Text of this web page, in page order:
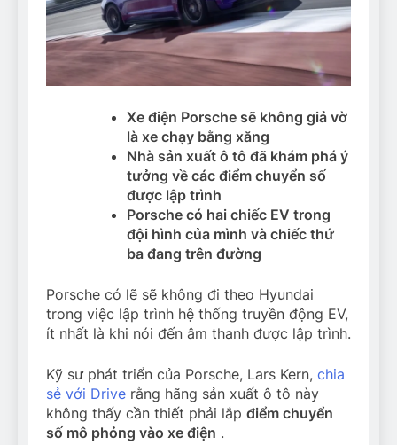
Xe điện Porsche sẽ không giả vờ
là xe chạy bằng xăng
Nhà sản xuất ô tô đã khám phá ý
tưởng về các điểm chuyển số
được lập trình
Porsche có hai chiếc EV trong
đội hình của mình và chiếc thứ
ba đang trên đường
Porsche có lẽ sẽ không đi theo Hyundai
trong việc lập trình hệ thống truyền động EV,
ít nhất là khi nói đến âm thanh được lập trình.
Kỹ sư phát triển của Porsche, Lars Kern, chia
sẻ với Drive rằng hãng sản xuất ô tô này
không thấy cần thiết phải lắp điểm chuyển
số mô phỏng vào xe điện .